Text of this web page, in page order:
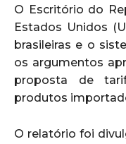
O Escritório do
Estados Unidos
brasileiras e o
os argumentos
proposta de
produtos
O relatório foi